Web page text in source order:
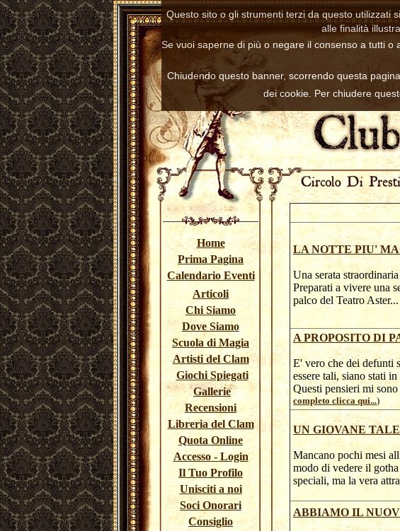
Home
Prima Pagina
Calendario Eventi
Articoli
Chi Siamo
Dove Siamo
Scuola di Magia
Artisti del Clam
Giochi Spiegati
Gallerie
Recensioni
Libreria del Clam
Quota Online
Accesso - Login
Il Tuo Profilo
Unisciti a noi
Soci Onorari
Consiglio
Questo sito o gli strumenti terzi da questo utilizzati
alle finalità
Se vuoi saperne di più o negare il consenso a tutti o
Chiudendo questo banner, scorrendo questa
dei cookie. Per chiudere
LA NOTTE PIU'
Una serata
Preparati a vivere una
palco del
A PROPOSITO DI
E' vero che dei defunti
essere tali, siano stati
Questi pensieri mi
completo clicca qui...)
UN GIOVANE
Mancano pochi mesi
modo di vedere il
speciali, ma la vera
ABBIAMO IL